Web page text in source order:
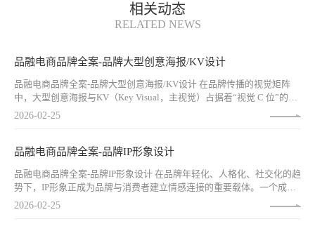
相关动态
RELATED NEWS
品融电商品牌全案-品牌大型创意海报/KV设计
品融电商品牌全案-品牌大型创意海报/KV设计 在品牌传播的视觉矩阵
中，大型创意海报与KV（Key Visual，主视觉）占据着“视觉 C 位”的战
略地位。它是品牌 campaigns 的视觉纲领，是户外大屏上的惊鸿一瞥，
建立情感共鸣，在无数次曝光中积累品牌记忆。
2026-02-25
品融电商品牌全案-品牌IP形象设计
品融电商品牌全案-品牌IP形象设计 在品牌年轻化、人格化、社交化的趋
势下，IP形象正成为品牌与消费者建立情感连接的重要载体。一个成功
的品牌IP，不仅是视觉符号，更是品牌人格的具象化身、品牌故事的生
2026-02-25